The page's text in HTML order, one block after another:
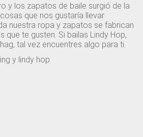
y los zapatos de baile surgió de la
que nos gustaría llevar
nuestra ropa y zapatos se fabrican
que te gusten. Si bailas Lindy Hop,
tal vez encuentres algo para ti.
y lindy hop